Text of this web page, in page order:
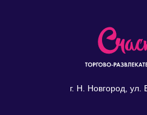
г. Н. Новгород, ул.